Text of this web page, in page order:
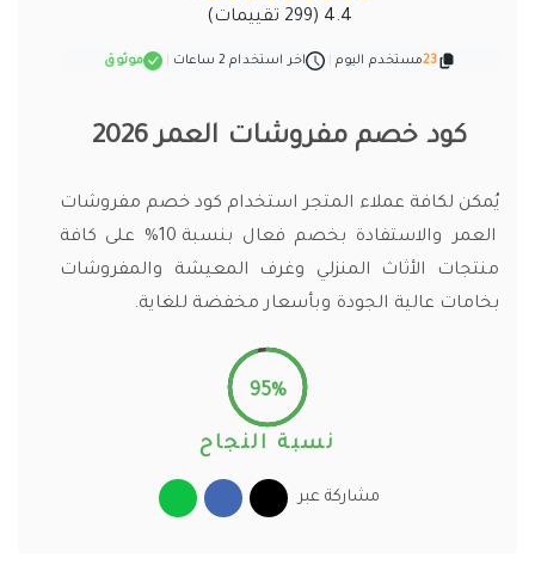
4.4 (299 تقييمات)
23مستخدم اليوم اخر استخدام 2 ساعات موثوق
كود خصم مفروشات العمر 2026
يُمكن لكافة عملاء المتجر استخدام كود خصم مفروشات
العمر والاستفادة بخصم فعال بنسبة 10% على كافة
منتجات الأثاث المنزلي وغرف المعيشة والمفروشات
بخامات عالية الجودة وبأسعار مخفضة للغاية.
95%
نسبة النجاح
مشاركة عبر